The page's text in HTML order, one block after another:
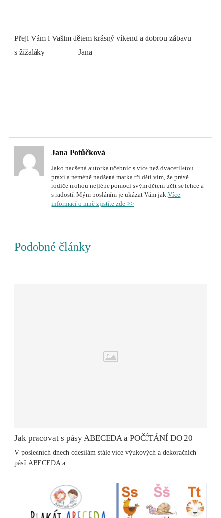
Přeji Vám i Vašim dětem krásný víkend a dobrou zábavu
s žížaláky Jana
Jana Potůčková
Jako nadšená autorka učebnic s více než dvacetiletou
praxí a neméně nadšená matka tří dětí vím, že právě
rodiče mohou nejlépe pomoci svým dětem učit se lehce a
s radostí. Mým posláním je ukázat Vám jak.Více
informací o mně zjistíte zde >>
Podobné články
Jak pracovat s pásy ABECEDA a POČÍTÁNÍ DO 20
V posledních dnech odesílám stále více výukových a dekoračních
pásů ABECEDA a…